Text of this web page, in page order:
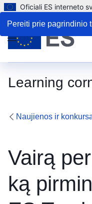
Pereiti prie pagrindinio
Oficiali ES interneto
Learning
Menu
Naujienos ir
Vairą
ką